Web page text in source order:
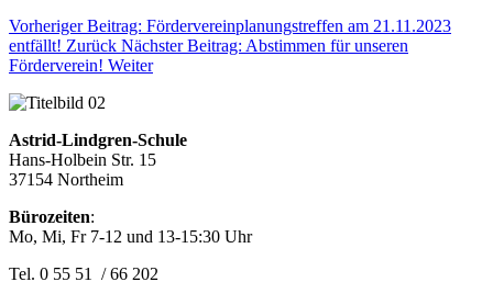
Vorheriger Beitrag: Fördervereinplanungstreffen am 21.11.2023
entfällt! Zurück Nächster Beitrag: Abstimmen für unseren
Förderverein! Weiter
Astrid-Lindgren-Schule
Hans-Holbein Str. 15
37154 Northeim
Bürozeiten:
Mo, Mi, Fr 7-12 und 13-15:30 Uhr
Tel. 0 55 51 / 66 202